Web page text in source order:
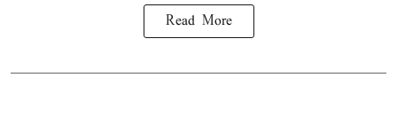
Read More